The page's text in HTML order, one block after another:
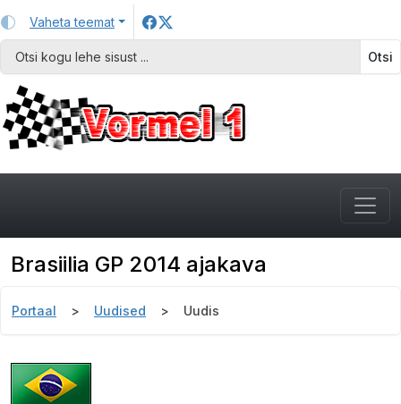
Vaheta teemat
Otsi
Brasiilia GP 2014 ajakava
Portaal Uudised Uudis